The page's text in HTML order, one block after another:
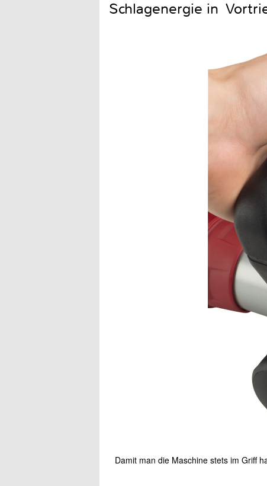
Schlagenergie in
Damit man die Maschine stets im Griff